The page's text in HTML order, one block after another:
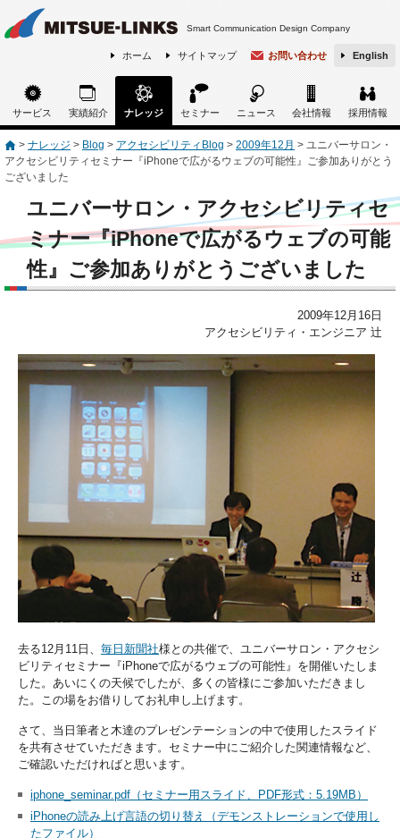
Smart Communication Design Company
ホーム サイトマップ お問い合わせ English
サービス 実績紹介 ナレッジ セミナー ニュース 会社情報 採用情報
> ナレッジ > Blog > アクセシビリティBlog > 2009年12月 > ユニバーサロン・
アクセシビリティセミナー『iPhoneで広がるウェブの可能性』ご参加ありがとう
ございました
ユニバーサロン・アクセシビリティセ
ミナー『iPhoneで広がるウェブの可能
性』ご参加ありがとうございました
2009年12月16日
アクセシビリティ・エンジニア 辻
去る12月11日、 毎日新聞社様との共催で、ユニバーサロン・アクセシ
ビリティセミナー『iPhoneで広がるウェブの可能性』を開催いたしま
した。あいにくの天候でしたが、多くの皆様にご参加いただきまし
た。この場をお借りしてお礼申し上げます。
さて、当日筆者と木達のプレゼンテーションの中で使用したスライド
を共有させていただきます。セミナー中にご紹介した関連情報など、
ご確認いただければと思います。
iphone_seminar.pdf（セミナー用スライド、PDF形式：5.19MB）
iPhoneの読み上げ言語の切り替え（デモンストレーションで使用し
たファイル）